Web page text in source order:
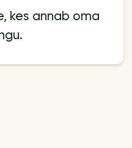
kes annab oma